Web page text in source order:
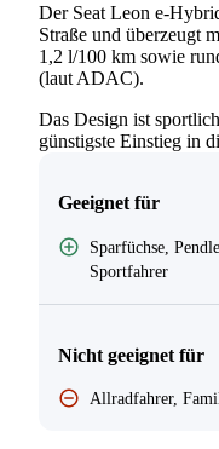
Der Seat Leon e-
Straße und überzeugt
1,2 l/100 km sowie
(laut ADAC).
Das Design ist
günstigste Einstieg in
Geeignet für
Sparfüchse,
Sportfahrer
Nicht geeignet für
Allradfahrer,